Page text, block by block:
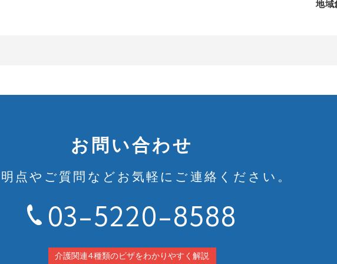
地域
お問い合わせ
点やご質問など お気軽にご連絡ください。
03-5220-8588
介護関連4種類のビザをわかりやすく解説